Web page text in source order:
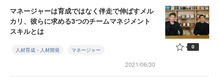
マネージャーは育成ではなく伴走で伸ばすメル
カリ、彼らに求める3つのチームマネジメント
スキルとは
人材育成・人材開発 マネージャー
2021/06/30
0